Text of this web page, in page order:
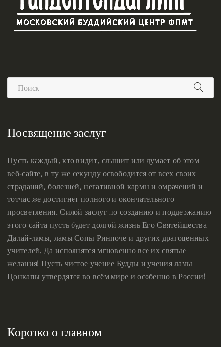
Посвящение заслуг
Пусть каждый, кто видит, слышит или думает об этом
веб-сайте, в ту же секунду освободится от всех своих
страданий, болезней, негативной кармы и омрачений и
тотчас же достигнет полного и окончательного
просветления. Силой заслуг по созданию и поддержанию
этого сайта пусть будет долгой жизнь Его Святейшества
Далай-ламы, ламы Сопы Ринпоче и других драгоценных
учителей. Да исполнятся мгновенно все их святые
желания! Пусть чистое учение Будды и учения ламы
Цонкапы утвердятся во всём мире и особенно в России!
Коротко о главном